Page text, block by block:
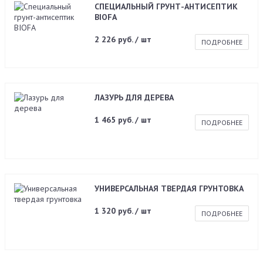
СПЕЦИАЛЬНЫЙ ГРУНТ-АНТИСЕПТИК
BIOFA
2 226 руб. / шт ПОДРОБНЕЕ
ЛАЗУРЬ ДЛЯ ДЕРЕВА
1 465 руб. / шт ПОДРОБНЕЕ
УНИВЕРСАЛЬНАЯ ТВЕРДАЯ ГРУНТОВКА
1 320 руб. / шт ПОДРОБНЕЕ